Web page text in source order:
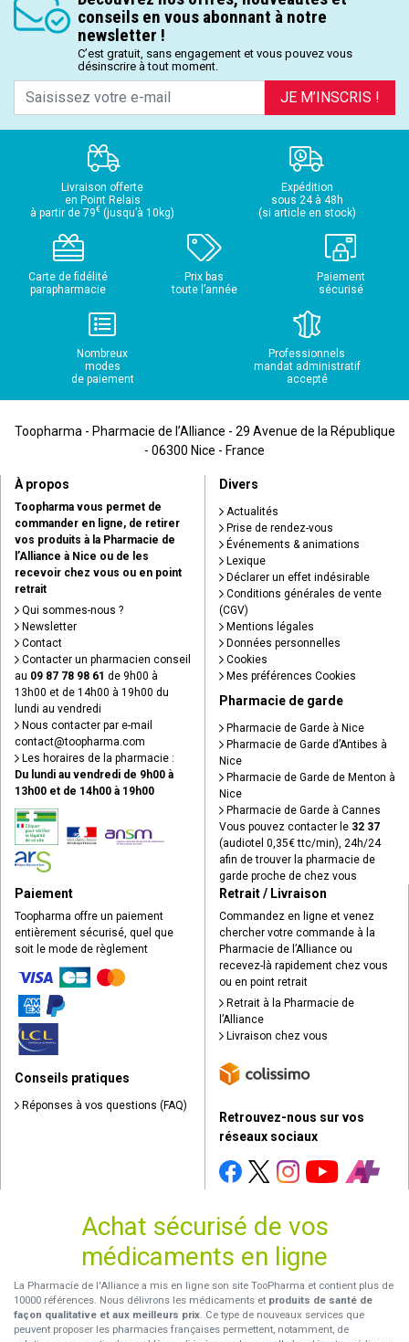
conseils en vous abonnant à notre
newsletter !
C’est gratuit, sans engagement et vous pouvez vous
désinscrire à tout moment.
JE M’INSCRIS !
Livraison offerte
en Point Relais
à partir de 79€ (jusqu’à 10kg)
Expédition
sous 24 à 48h
(si article en stock)
Carte de fidélité
parapharmacie
Prix bas
toute l’année
Paiement
sécurisé
Nombreux
modes
de paiement
Professionnels
mandat administratif
accepté
Toopharma - Pharmacie de l’Alliance - 29 Avenue de la République
- 06300 Nice - France
À propos
Toopharma vous permet de
commander en ligne, de retirer
vos produits à la Pharmacie de
l’Alliance à Nice ou de les
recevoir chez vous ou en point
retrait
Qui sommes-nous ?
Newsletter
Contact
Contacter un pharmacien conseil
au 09 87 78 98 61 de 9h00 à
13h00 et de 14h00 à 19h00 du
lundi au vendredi
Nous contacter par e-mail
contact@toopharma.com
Les horaires de la pharmacie :
Du lundi au vendredi de 9h00 à
13h00 et de 14h00 à 19h00
Divers
Actualités
Prise de rendez-vous
Événements & animations
Lexique
Déclarer un effet indésirable
Conditions générales de vente
(CGV)
Mentions légales
Données personnelles
Cookies
Mes préférences Cookies
Pharmacie de garde
Pharmacie de Garde à Nice
Pharmacie de Garde d’Antibes à
Nice
Pharmacie de Garde de Menton à
Nice
Pharmacie de Garde à Cannes
Vous pouvez contacter le 32 37
(audiotel 0,35€ ttc/min), 24h/24
afin de trouver la pharmacie de
garde proche de chez vous
Paiement
Toopharma offre un paiement
entièrement sécurisé, quel que
soit le mode de règlement
Conseils pratiques
Réponses à vos questions (FAQ)
Retrait / Livraison
Commandez en ligne et venez
chercher votre commande à la
Pharmacie de l’Alliance ou
recevez-là rapidement chez vous
ou en point retrait
Retrait à la Pharmacie de
l’Alliance
Livraison chez vous
Retrouvez-nous sur vos
réseaux sociaux
Achat sécurisé de vos
médicaments en ligne
La Pharmacie de l'Alliance a mis en ligne son site TooPharma et contient plus de
10000 références. Nous délivrons les médicaments et produits de santé de
façon qualitative et aux meilleurs prix. Ce type de nouveaux services que
peuvent proposer les pharmacies françaises permettent, notamment, de